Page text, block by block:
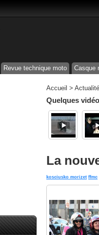
Revue technique moto Casque
Accueil >
Quelques
La
kosciusko morizet ffmc